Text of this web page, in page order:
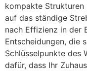
kompakte
auf das ständige
nach Effizienz in der
Entscheidungen, die
Schlüsselpunkte des
dafür, dass Ihr